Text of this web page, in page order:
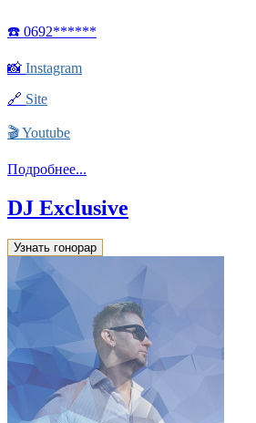
☎️ 0692******
📸 Instagram
🔗 Site
🎬Youtube
Подробнее...
DJ Exclusive
Узнать гонорар